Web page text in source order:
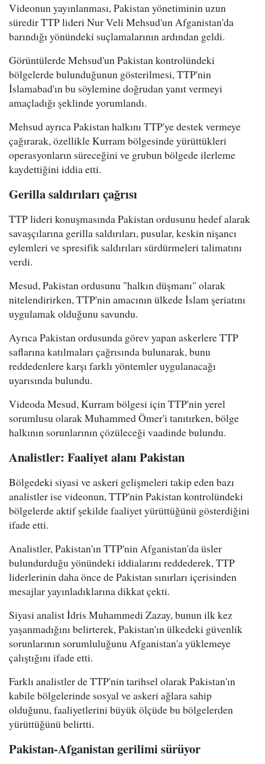
Videonun yayınlanması, Pakistan yönetiminin uzun
süredir TTP lideri Nur Veli Mehsud'un Afganistan'da
barındığı yönündeki suçlamalarının ardından geldi.
Görüntülerde Mehsud'un Pakistan kontrolündeki
bölgelerde bulunduğunun gösterilmesi, TTP'nin
İslamabad'ın bu söylemine doğrudan yanıt vermeyi
amaçladığı şeklinde yorumlandı.
Mehsud ayrıca Pakistan halkını TTP'ye destek vermeye
çağırarak, özellikle Kurram bölgesinde yürüttükleri
operasyonların süreceğini ve grubun bölgede ilerleme
kaydettiğini iddia etti.
Gerilla saldırıları çağrısı
TTP lideri konuşmasında Pakistan ordusunu hedef alarak
savaşçılarına gerilla saldırıları, pusular, keskin nişancı
eylemleri ve spresifik saldırıları sürdürmeleri talimatını
verdi.
Mesud, Pakistan ordusunu "halkın düşmanı" olarak
nitelendirirken, TTP'nin amacının ülkede İslam şeriatını
uygulamak olduğunu savundu.
Ayrıca Pakistan ordusunda görev yapan askerlere TTP
saflarına katılmaları çağrısında bulunarak, bunu
reddedenlere karşı farklı yöntemler uygulanacağı
uyarısında bulundu.
Videoda Mesud, Kurram bölgesi için TTP'nin yerel
sorumlusu olarak Muhammed Ömer'i tanıtırken, bölge
halkının sorunlarının çözüleceği vaadinde bulundu.
Analistler: Faaliyet alanı Pakistan
Bölgedeki siyasi ve askeri gelişmeleri takip eden bazı
analistler ise videonun, TTP'nin Pakistan kontrolündeki
bölgelerde aktif şekilde faaliyet yürüttüğünü gösterdiğini
ifade etti.
Analistler, Pakistan'ın TTP'nin Afganistan'da üsler
bulundurduğu yönündeki iddialarını reddederek, TTP
liderlerinin daha önce de Pakistan sınırları içerisinden
mesajlar yayınladıklarına dikkat çekti.
Siyasi analist İdris Muhammedi Zazay, bunun ilk kez
yaşanmadığını belirterek, Pakistan'ın ülkedeki güvenlik
sorunlarının sorumluluğunu Afganistan'a yüklemeye
çalıştığını ifade etti.
Farklı analistler de TTP'nin tarihsel olarak Pakistan'ın
kabile bölgelerinde sosyal ve askeri ağlara sahip
olduğunu, faaliyetlerini büyük ölçüde bu bölgelerden
yürüttüğünü belirtti.
Pakistan-Afganistan gerilimi sürüyor